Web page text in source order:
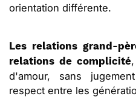
orientation différente.
Les relations grand-
relations de complicité
d'amour, sans
respect entre les